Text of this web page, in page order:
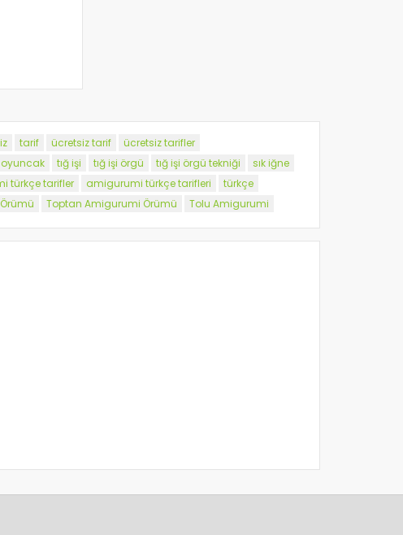
tarif ücretsiz tarif
ücretsiz tarifler
tığ işi tığ işi örgü tığ işi örgü tekniği
sık iğne
türkçe tarifler amigurumi türkçe tarifleri
türkçe
Toptan Amigurumi Örümü Tolu Amigurumi